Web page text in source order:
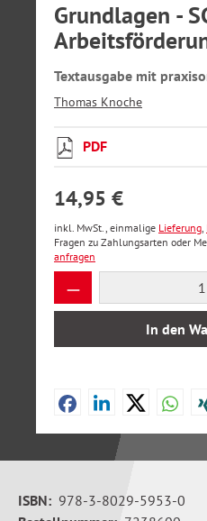
Grundlagen -
Textausgabe mit
Thomas Knoche
PDF
14,95 €
inkl. MwSt., einmalige Lieferung,
Fragen zu Zahlungsarten oder
anfragen
Produkt Anzahl:
In den
ISBN: 978-3-8029-5953-0